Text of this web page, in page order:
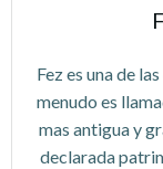
Fez es una de
menudo es
mas antigua y
declarada